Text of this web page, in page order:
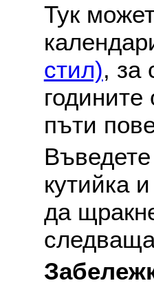
Тук
стил), за
годините
пъти
Въведете
кутийка
да